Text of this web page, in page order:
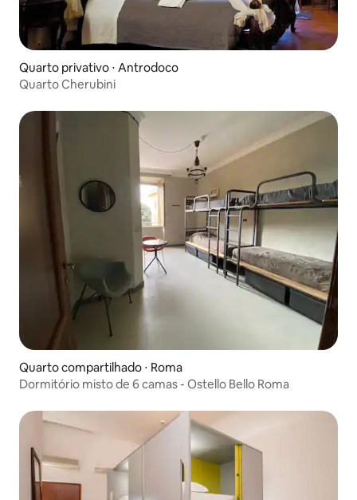
Quarto privativo ⋅ Antrodoco
Quarto Cherubini
Quarto compartilhado ⋅ Roma
Dormitório misto de 6 camas - Ostello Bello Roma